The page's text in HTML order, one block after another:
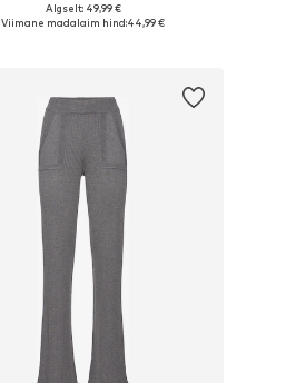
Saadaolevad suurused: XS, M
Algselt: 49,99 €
Viimane madalaim hind:44,99 €